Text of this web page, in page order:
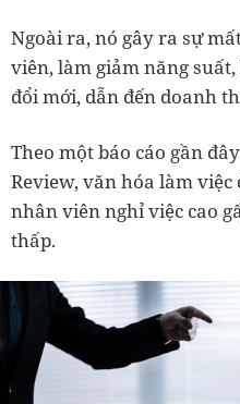
Ngoài ra, nó gây ra sự
viên, làm giảm năng
đổi mới, dẫn đến doanh
Theo một báo cáo gần
Review, văn hóa làm
nhân viên nghỉ việc cao
thấp.